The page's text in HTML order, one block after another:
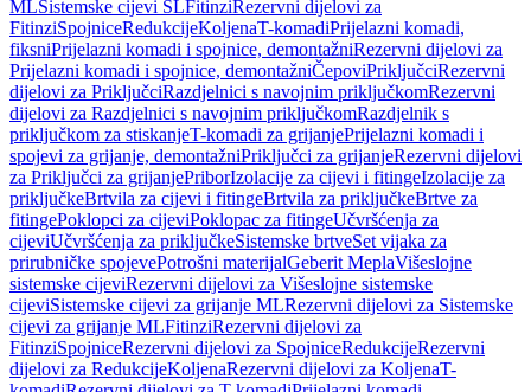
MLSistemske cijevi SLFitinziRezervni dijelovi za
FitinziSpojniceRedukcijeKoljenaT-komadiPrijelazni komadi,
fiksniPrijelazni komadi i spojnice, demontažniRezervni dijelovi za
Prijelazni komadi i spojnice, demontažniČepoviPriključciRezervni
dijelovi za PriključciRazdjelnici s navojnim priključkomRezervni
dijelovi za Razdjelnici s navojnim priključkomRazdjelnik s
priključkom za stiskanjeT-komadi za grijanjePrijelazni komadi i
spojevi za grijanje, demontažniPriključci za grijanjeRezervni dijelovi
za Priključci za grijanjePriborIzolacije za cijevi i fitingeIzolacije za
priključkeBrtvila za cijevi i fitingeBrtvila za priključkeBrtve za
fitingePoklopci za cijeviPoklopac za fitingeUčvršćenja za
cijeviUčvršćenja za priključkeSistemske brtveSet vijaka za
prirubničke spojevePotrošni materijalGeberit MeplaVišeslojne
sistemske cijeviRezervni dijelovi za Višeslojne sistemske
cijeviSistemske cijevi za grijanje MLRezervni dijelovi za Sistemske
cijevi za grijanje MLFitinziRezervni dijelovi za
FitinziSpojniceRezervni dijelovi za SpojniceRedukcijeRezervni
dijelovi za RedukcijeKoljenaRezervni dijelovi za KoljenaT-